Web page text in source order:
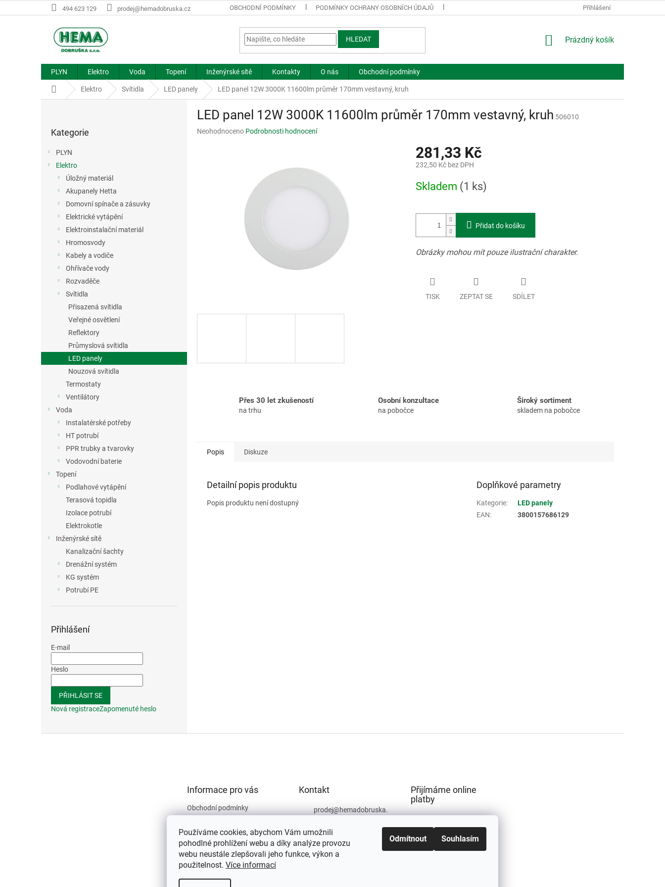
Používáme cookies, abychom Vám umožnili
pohodlné prohlížení webu a díky analýze provozu
webu neustále zlepšovali jeho funkce, výkon a
použitelnost. Více informací
Odmítnout Souhlasím
na
494 623 129 prodej@hemadobruska.cz OBCHODNÍ PODMÍNKY PODMÍNKY OCHRANY OSOBNÍCH ÚDAJŮ Přihlášení
HLEDAT
NÁKUPNÍ
Prázdný košík
PLYN Elektro Voda Topení Inženýrské sítě Kontakty O nás Obchodní podmínky
Domů Elektro Svítidla LED panely LED panel 12W 3000K 11600lm průměr 170mm vestavný, kruh
kategorie
Kategorie
PLYN
Elektro
Úložný materiál
Akupanely Hetta
Domovní spínače a zásuvky
Elektrické vytápění
Elektroinstalační materiál
Hromosvody
Kabely a vodiče
Ohřívače vody
Rozvaděče
Svítidla
Přisazená svítidla
Veřejné osvětlení
Reflektory
Průmyslová svítidla
LED panely
Nouzová svítidla
Termostaty
Ventilátory
Voda
Instalatérské potřeby
HT potrubí
PPR trubky a tvarovky
Vodovodní baterie
Topení
Podlahové vytápění
Terasová topidla
Izolace potrubí
Elektrokotle
Inženýrské sítě
Kanalizační šachty
Drenážní systém
KG systém
Potrubí PE
Přihlášení
E-mail
Heslo
PŘIHLÁSIT SE
Nová registraceZapomenuté heslo
LED panel 12W 3000K 11600lm průměr 170mm vestavný, kruh 506010
Průměrné
Neohodnoceno Podrobnosti hodnocení
281,33 Kč
232,50 Kč bez DPH
cena:
Skladem (1 ks)
Přidat do košíku
Obrázky mohou mít pouze ilustrační charakter.
TISK ZEPTAT SE SDÍLET
Přes 30 let zkušeností
na trhu
Osobní konzultace
na pobočce
Široký sortiment
skladem na pobočce
Popis Diskuze
Detailní popis produktu
Popis produktu není dostupný
Doplňkové parametry
Kategorie:
LED panely
EAN: 3800157686129
Informace pro vás
Obchodní podmínky
údajů
Kontakty
O nás
Kontakt
prodej@hemadobruska.
494 623 129
Přijímáme online
platby